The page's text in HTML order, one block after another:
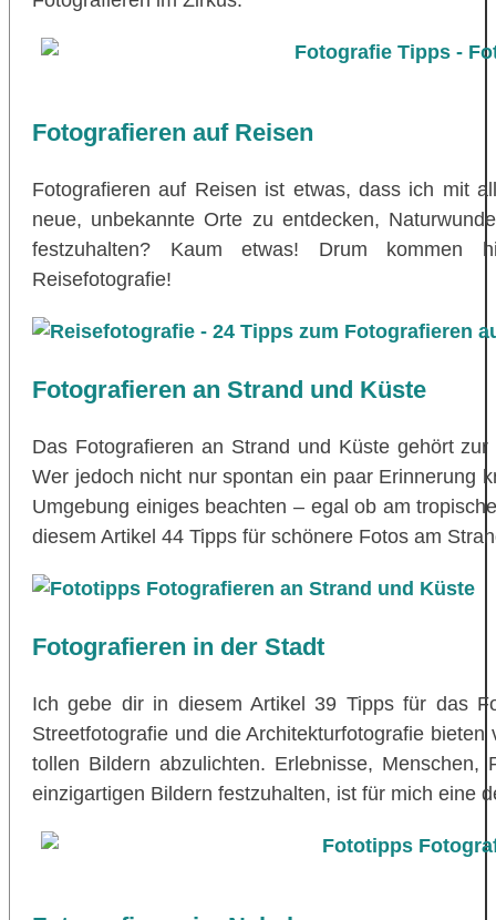
Fotografieren auf Reisen
Fotografieren auf Reisen ist etwas, dass ich mit
neue, unbekannte Orte zu entdecken,
festzuhalten? Kaum etwas! Drum kommen
Reisefotografie!
Fotografieren an Strand und Küste
Das Fotografieren an Strand und Küste gehört
Wer jedoch nicht nur spontan ein paar Erinnerung
Umgebung einiges beachten – egal ob am
diesem Artikel 44 Tipps für schönere Fotos am
Fotografieren in der Stadt
Ich gebe dir in diesem Artikel 39 Tipps für das
Streetfotografie und die Architekturfotografie
tollen Bildern abzulichten. Erlebnisse,
einzigartigen Bildern festzuhalten, ist für mich eine